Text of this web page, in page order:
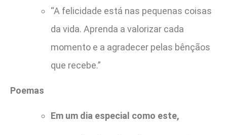
“A felicidade está nas pequenas coisas
da vida. Aprenda a valorizar cada
momento e a agradecer pelas bênçãos
que recebe.”
Poemas
Em um dia especial como este,